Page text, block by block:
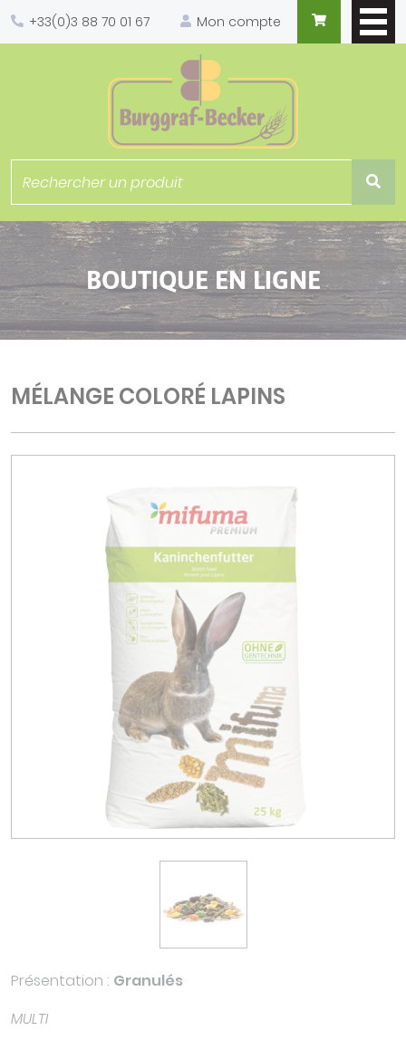
+33(0)3 88 70 01 67 Mon compte
BOUTIQUE EN LIGNE
MÉLANGE COLORÉ LAPINS
Présentation : Granulés
MULTI
Panneau de gestion des cookies